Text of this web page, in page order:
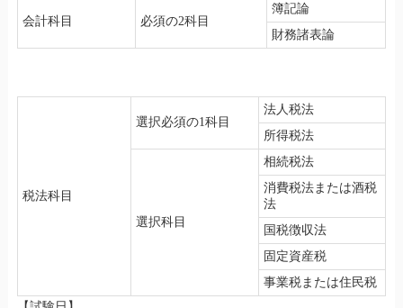
会計科目 必須の2科目
簿記論
財務諸表論
税法科目
選択必須の1科目
法人税法
所得税法
選択科目
相続税法
消費税法または酒税
法
国税徴収法
固定資産税
事業税または住民税